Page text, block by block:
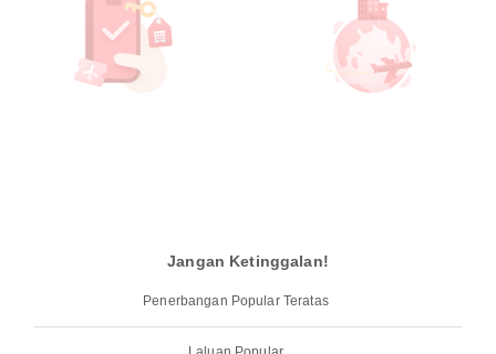
Jangan Ketinggalan!
Penerbangan Popular Teratas